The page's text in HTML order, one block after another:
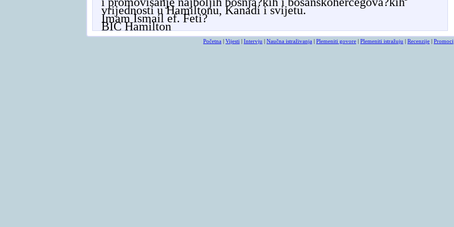
vrijednosti u Hamiltonu, Kanadi i svijetu.
Imam Ismail ef. Feti?
BIC Hamilton
Početna | Vijesti | Intervju | Naučna istraživanja | Plemeniti govore | Plemeniti istražuju | Recenzije |